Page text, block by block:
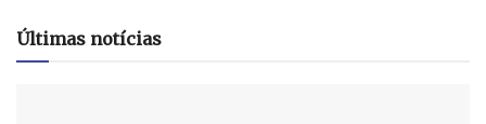
Últimas notícias